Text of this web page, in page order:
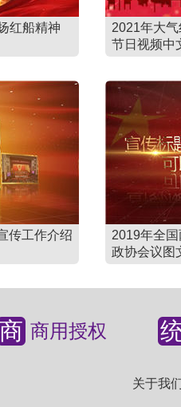
红船精神
2021年大
节日视频中
传工作介绍
2019年全
政协会议图
商 商用授权
关于我